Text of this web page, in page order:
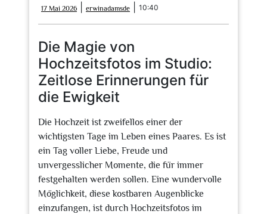
17 Mai 2026
Mai
2026
erwinadamsde erwinadamsde
10:40
Die Magie von
Hochzeitsfotos im Studio:
Zeitlose Erinnerungen für
die Ewigkeit
Die Hochzeit ist zweifellos einer der
wichtigsten Tage im Leben eines Paares. Es ist
ein Tag voller Liebe, Freude und
unvergesslicher Momente, die für immer
festgehalten werden sollen. Eine wundervolle
Möglichkeit, diese kostbaren Augenblicke
einzufangen, ist durch Hochzeitsfotos im